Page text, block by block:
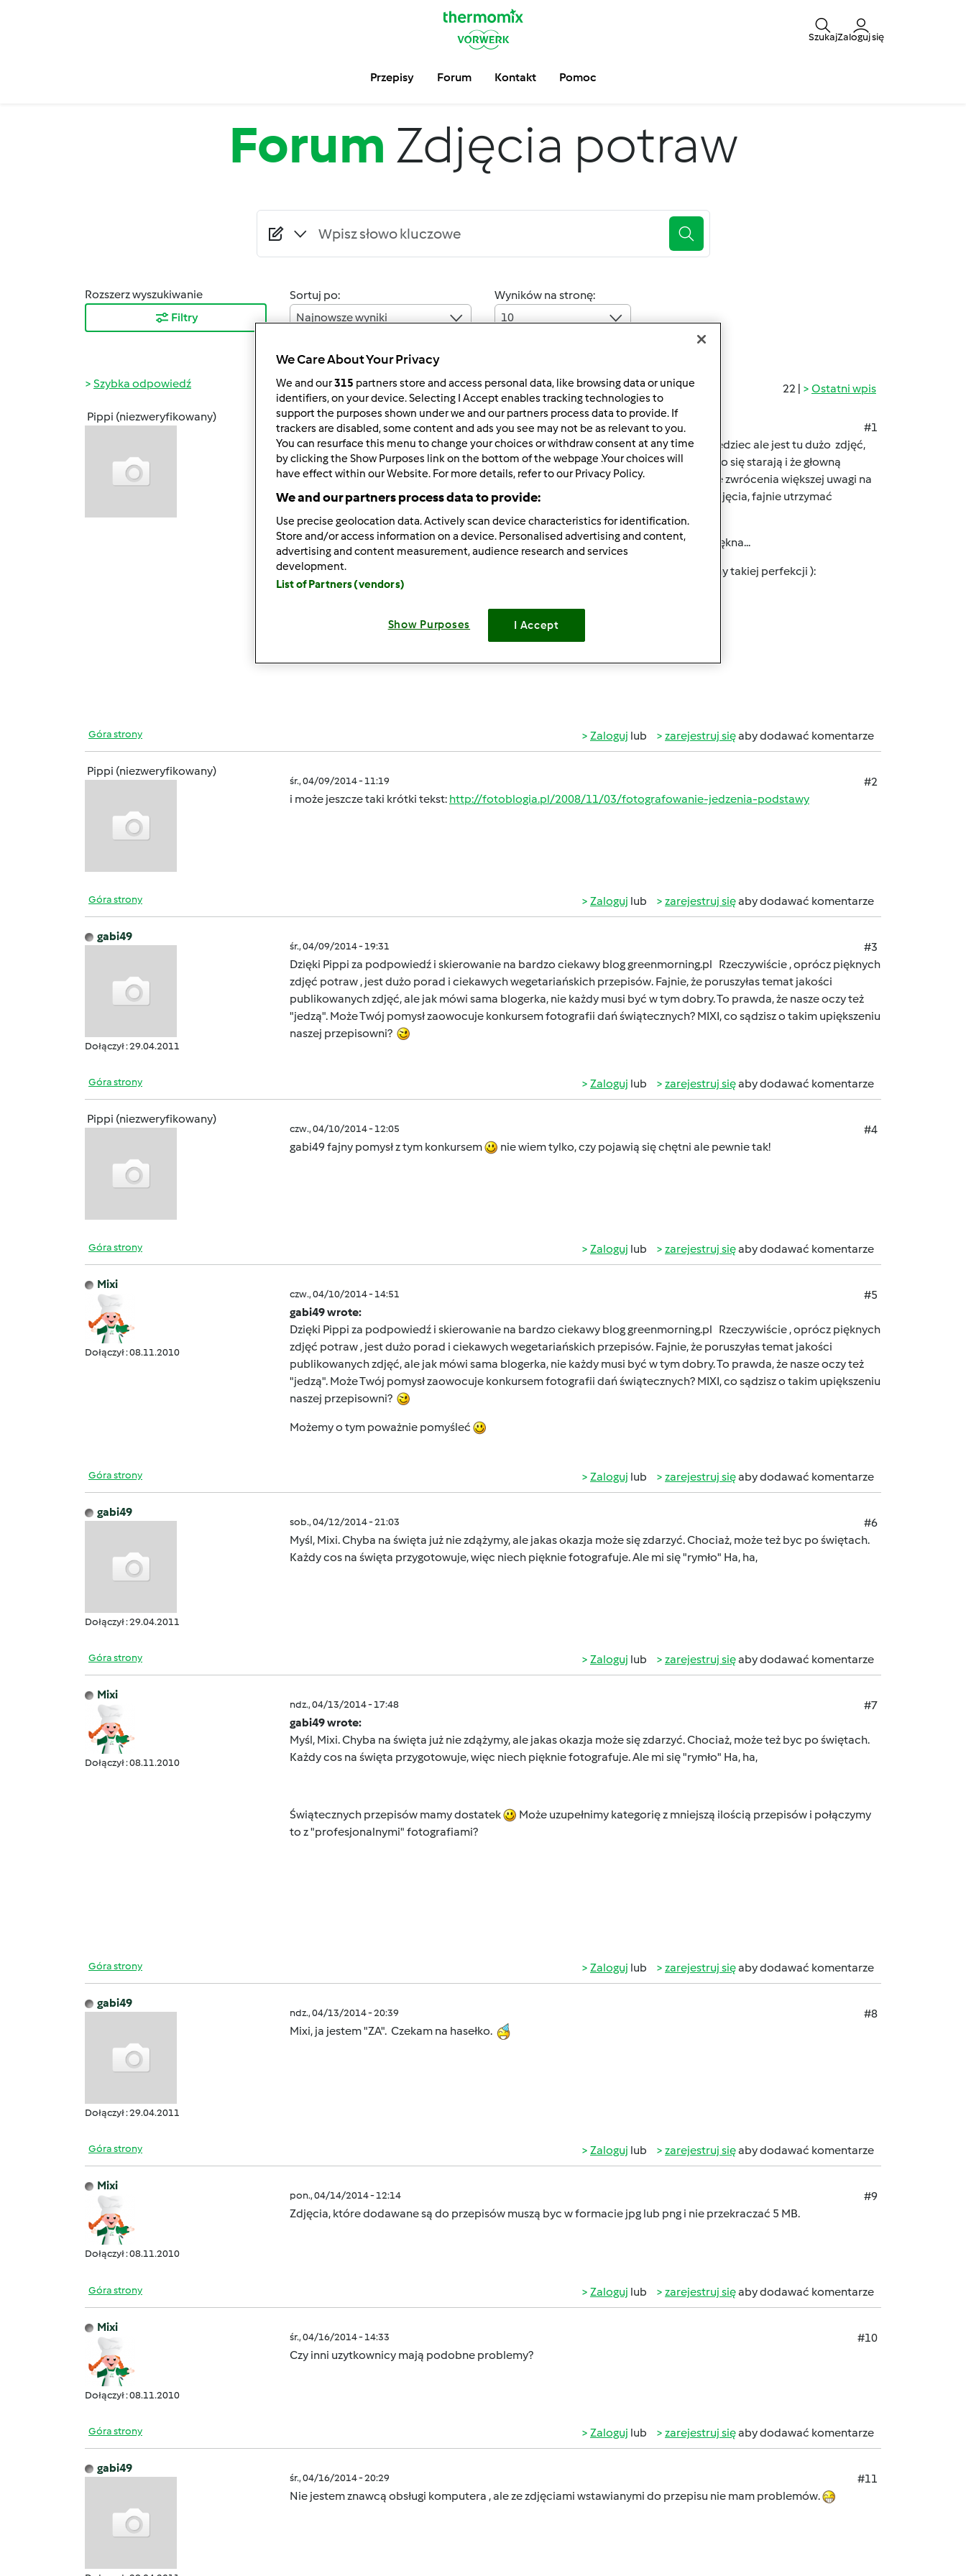
SzukajZaloguj się
Przepisy Forum Kontakt Pomoc
Forum Zdjęcia potraw
Rozszerz wyszukiwanie
Filtry
Sortuj po:
Najnowsze wyniki
Wyników na stronę:
10
22 | Ostatni wpis
Szybka odpowiedź
Pippi (niezweryfikowany)
śr., 04/09/2014 - 11:10
#1
Przejrzałam przepisownię w poszukiwaniu natchnienia i niestety przykro mi to powiedziec ale jest tu dużo zdjęć,
ktore nie są apetyczne
(wiem, że nie każdy umie fotografować ale wszyscy bardzo się starają i że głowną
atrakcją są przepisy)... no ale człowiek jednak "je oczami" też.. Może przy odrobienie zwrócenia większej uwagi na
estetetyczną stronę potrawy będzie jeszcze wspanialej? Nie chodzi mi o sztuczne zdjęcia, fajnie utrzymać
naturalny wygląd potraw.
Mam nadzieję, że nikogo nie uraziłam, to takie moje przemyślenie w poszukiwaniu piękna...
Zainteresowanym polecam ciekawy opis (choć niestety pewnie długo nie osiągniemy takiej perfekcji ):
Góra strony Zaloguj lub zarejestruj sięaby dodawać komentarze
Pippi (niezweryfikowany)
śr., 04/09/2014 - 11:19
#2
i może jeszcze taki krótki tekst: http://fotoblogia.pl/2008/11/03/fotografowanie-jedzenia-podstawy
Góra strony Zaloguj lub zarejestruj sięaby dodawać komentarze
gabi49
Dołączył : 29.04.2011
śr., 04/09/2014 - 19:31
#3
Dzięki Pippi za podpowiedź i skierowanie na bardzo ciekawy blog greenmorning.pl Rzeczywiście , oprócz pięknych
zdjęć potraw , jest dużo porad i ciekawych wegetariańskich przepisów. Fajnie, że poruszyłas temat jakości
publikowanych zdjęć, ale jak mówi sama blogerka, nie każdy musi być w tym dobry. To prawda, że nasze oczy też
"jedzą". Może Twój pomysł zaowocuje konkursem fotografii dań świątecznych? MIXI, co sądzisz o takim upiększeniu
naszej przepisowni?
Góra strony Zaloguj lub zarejestruj sięaby dodawać komentarze
Pippi (niezweryfikowany)
czw., 04/10/2014 - 12:05
#4
gabi49fajny pomysł z tym konkursem nie wiem tylko, czy pojawią się chętni ale pewnie tak!
Góra strony Zaloguj lub zarejestruj sięaby dodawać komentarze
Mixi
Dołączył : 08.11.2010
czw., 04/10/2014 - 14:51
#5
gabi49 wrote:
Dzięki Pippi za podpowiedź i skierowanie na bardzo ciekawy blog greenmorning.pl Rzeczywiście , oprócz pięknych
zdjęć potraw , jest dużo porad i ciekawych wegetariańskich przepisów. Fajnie, że poruszyłas temat jakości
publikowanych zdjęć, ale jak mówi sama blogerka, nie każdy musi być w tym dobry. To prawda, że nasze oczy też
"jedzą". Może Twój pomysł zaowocuje konkursem fotografii dań świątecznych? MIXI, co sądzisz o takim upiększeniu
naszej przepisowni?
Możemy o tym poważnie pomyśleć
Góra strony Zaloguj lub zarejestruj sięaby dodawać komentarze
gabi49
Dołączył : 29.04.2011
sob., 04/12/2014 - 21:03
#6
Myśl, Mixi. Chyba na święta już nie zdążymy, ale jakas okazja może się zdarzyć. Chociaż, może też byc po świętach.
Każdy cos na święta przygotowuje, więc niech pięknie fotografuje. Ale mi się "rymło" Ha, ha,
Góra strony Zaloguj lub zarejestruj sięaby dodawać komentarze
Mixi
Dołączył : 08.11.2010
ndz., 04/13/2014 - 17:48
#7
gabi49 wrote:
Myśl, Mixi. Chyba na święta już nie zdążymy, ale jakas okazja może się zdarzyć. Chociaż, może też byc po świętach.
Każdy cos na święta przygotowuje, więc niech pięknie fotografuje. Ale mi się "rymło" Ha, ha,
Świątecznych przepisów mamy dostatek
Może uzupełnimy kategorię z mniejszą ilością przepisów i połączymy
to z "profesjonalnymi" fotografiami?
Góra strony Zaloguj lub zarejestruj sięaby dodawać komentarze
gabi49
Dołączył : 29.04.2011
ndz., 04/13/2014 - 20:39
#8
Mixi, ja jestem "ZA". Czekam na hasełko.
Góra strony Zaloguj lub zarejestruj sięaby dodawać komentarze
Mixi
Dołączył : 08.11.2010
pon., 04/14/2014 - 12:14
#9
Zdjęcia, które dodawane są do przepisów muszą byc w formacie jpg lub png i nie przekraczać 5 MB.
Góra strony Zaloguj lub zarejestruj sięaby dodawać komentarze
Mixi
Dołączył : 08.11.2010
śr., 04/16/2014 - 14:33
#10
Czy inni uzytkownicy mają podobne problemy?
Góra strony Zaloguj lub zarejestruj sięaby dodawać komentarze
gabi49
śr., 04/16/2014 - 20:29
#11
Nie jestem znawcą obsługi komputera , ale ze zdjęciami wstawianymi do przepisu nie mam problemów.
We Care About Your Privacy
We and our315 partners store and access personal data, like browsing data or unique
identifiers, on your device. Selecting I Accept enables tracking technologies to
support the purposes shown under we and our partners process data to provide. If
trackers are disabled, some content and ads you see may not be as relevant to you.
You can resurface this menu to change your choices or withdraw consent at any time
by clicking the Show Purposes link on the bottom of the webpage .Your choices will
have effect within our Website. For more details, refer to our Privacy Policy.
We and our partners process data to provide:
Use precise geolocation data. Actively scan device characteristics for identification.
Store and/or access information on a device. Personalised advertising and content,
advertising and content measurement, audience research and services
development.
List of Partners (vendors)
Show Purposes I Accept